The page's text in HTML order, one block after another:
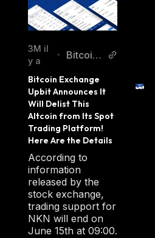
3M il
y a
•
Bitcoin
Bitcoin Exchange
Upbit Announces It
Will Delist This
Altcoin from Its Spot
Trading Platform!
Here Are the Details
According to
information
released by the
stock exchange,
trading support for
NKN will end on
June 15th at 09:00.